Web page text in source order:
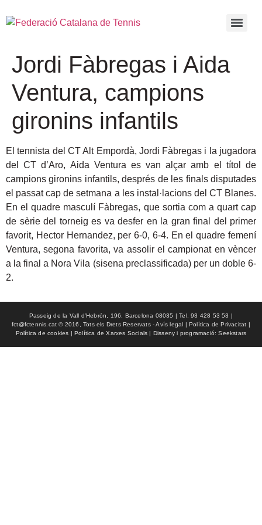
Jordi Fàbregas i Aida
Ventura, campions
gironins infantils
El tennista del CT Alt Empordà, Jordi Fàbregas i la jugadora
del CT d’Aro, Aida Ventura es van alçar amb el títol de
campions gironins infantils, després de les finals disputades
el passat cap de setmana a les instal·lacions del CT Blanes.
En el quadre masculí Fàbregas, que sortia com a quart cap
de sèrie del torneig es va desfer en la gran final del primer
favorit, Hector Hernandez, per 6-0, 6-4. En el quadre femení
Ventura, segona favorita, va assolir el campionat en vèncer
a la final a Nora Vila (sisena preclassificada) per un doble 6-
2.
Passeig de la Vall d'Hebrón, 196. Barcelona 08035 | Tel. 93 428 53 53 |
fct@fctennis.cat © 2016, Tots els Drets Reservats - Avís legal | Política de Privacitat |
Política de cookies | Política de Xarxes Socials | Disseny i programació: Seekstars